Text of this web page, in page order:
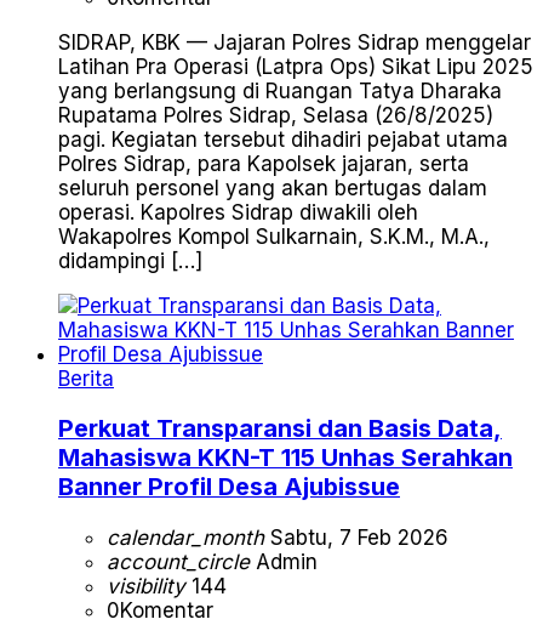
SIDRAP, KBK — Jajaran Polres Sidrap menggelar
Latihan Pra Operasi (Latpra Ops) Sikat Lipu 2025
yang berlangsung di Ruangan Tatya Dharaka
Rupatama Polres Sidrap, Selasa (26/8/2025)
pagi. Kegiatan tersebut dihadiri pejabat utama
Polres Sidrap, para Kapolsek jajaran, serta
seluruh personel yang akan bertugas dalam
operasi. Kapolres Sidrap diwakili oleh
Wakapolres Kompol Sulkarnain, S.K.M., M.A.,
didampingi […]
Berita
Perkuat Transparansi dan Basis Data,
Mahasiswa KKN-T 115 Unhas Serahkan
Banner Profil Desa Ajubissue
calendar_monthSabtu, 7 Feb 2026
account_circleAdmin
visibility144
0Komentar